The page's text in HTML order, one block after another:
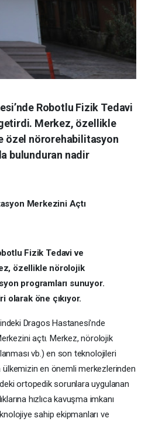
Robotlu Fizik Tedavi
Merkez, özellikle
özel nörorehabilitasyon
bulunduran nadir
Merkezini Açtı
Fizik Tedavi ve
özellikle nörolojik
programları sunuyor.
öne çıkıyor.
Dragos Hastanesi’nde
açtı. Merkez, nörolojik
vb.) en son teknolojileri
ülkemizin en önemli merkezlerinden
ortopedik sorunlara uygulanan
hızlıca kavuşma imkanı
sahip ekipmanları ve